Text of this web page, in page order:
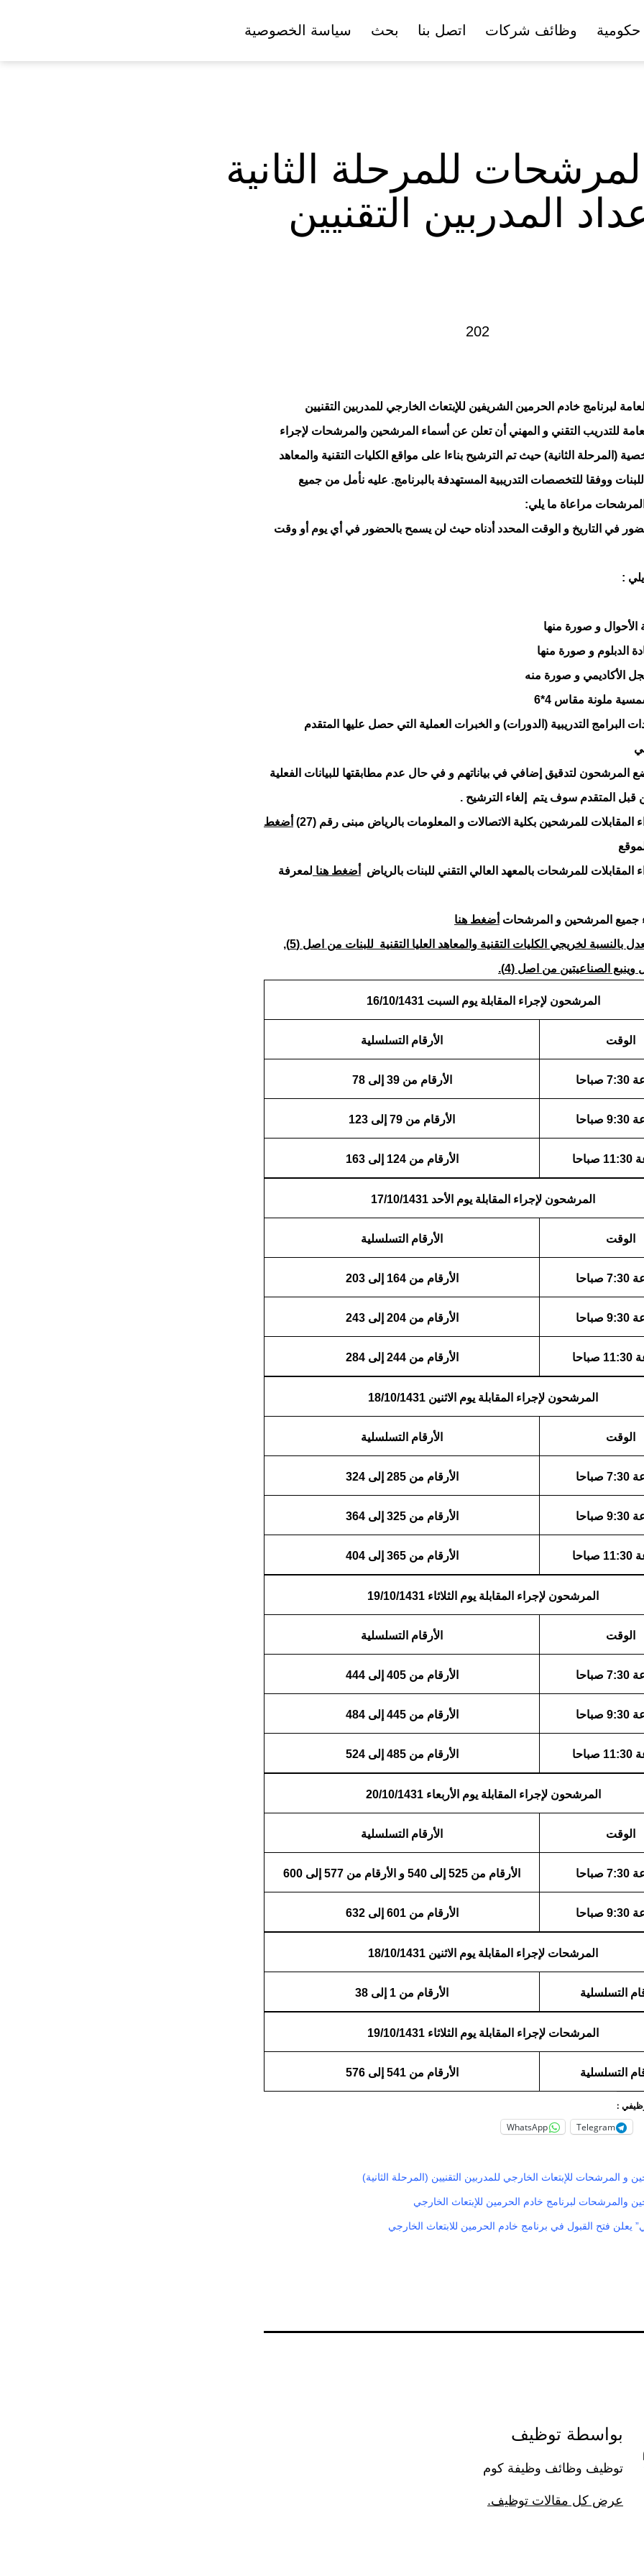
وظائف شركات اتصل بنا بحث سياسة الخصوصية
للمرحلة الثانية
المدربين التقنيين
لبرنامج خادم الحرمين الشريفين للإبتعاث الخارجي للمدربين التقنيين
للتدريب التقني و المهني أن تعلن عن أسماء المرشحين والمرشحات لإجراء
(المرحلة الثانية) حيث تم الترشيح بناءا على مواقع الكليات التقنية والمعاهد
للبنات ووفقا للتخصصات التدريبية المستهدفة بالبرنامج. عليه نأمل من جميع
مراعاة ما يلي:
في التاريخ و الوقت المحدد أدناه حيث لن يسمح بالحضور في أي يوم أو وقت
:
الأحوال و صورة منها
الدبلوم و صورة منها
الأكاديمي و صورة منه
البرامج التدريبية (الدورات) و الخبرات العملية التي حصل عليها المتقدم
لتدقيق إضافي في بياناتهم و في حال عدم مطابقتها للبيانات الفعلية
قبل المتقدم سوف يتم إلغاء الترشيح .
المقابلات للمرشحين بكلية الاتصالات و المعلومات بالرياض مبنى رقم (27)
أضغط
المقابلات للمرشحات بالمعهد العالي التقني للبنات بالرياض أضغط هنا لمعرفة
جميع المرشحين و المرشحات أضغط هنا
ملاحظة: المعدل بالنسبة لخريجي الكليات التقنية والمعاهد العليا التقنية للبنات من اصل (5),
وينبع الصناعيتين من اصل (4)
.
المرشحون لإجراء المقابلة يوم السبت 16/10/1431
الوقت الأرقام التسلسلية
صباحا الأرقام من 39 إلى 78
صباحا الأرقام من 79 إلى 123
الأرقام من 124 إلى 163
المرشحون لإجراء المقابلة يوم الأحد 17/10/1431
الوقت الأرقام التسلسلية
صباحا الأرقام من 164 إلى 203
صباحا الأرقام من 204 إلى 243
الأرقام من 244 إلى 284
المرشحون لإجراء المقابلة يوم الاثنين 18/10/1431
الوقت الأرقام التسلسلية
صباحا الأرقام من 285 إلى 324
صباحا الأرقام من 325 إلى 364
الأرقام من 365 إلى 404
المرشحون لإجراء المقابلة يوم الثلاثاء 19/10/1431
الوقت الأرقام التسلسلية
صباحا الأرقام من 405 إلى 444
صباحا الأرقام من 445 إلى 484
الأرقام من 485 إلى 524
المرشحون لإجراء المقابلة يوم الأربعاء 20/10/1431
الوقت الأرقام التسلسلية
صباحا الأرقام من 525 إلى 540 و الأرقام من 577 إلى 600
صباحا الأرقام من 601 إلى 632
المرشحات لإجراء المقابلة يوم الاثنين 18/10/1431
التسلسلية الأرقام من 1 إلى 38
المرشحات لإجراء المقابلة يوم الثلاثاء 19/10/1431
التسلسلية الأرقام من 541 إلى 576
:
Telegram
WhatsApp
و المرشحات للإبتعاث الخارجي للمدربين التقنيين (المرحلة الثانية)
والمرشحات لبرنامج خادم الحرمين للإبتعاث الخارجي
يعلن فتح القبول في برنامج خادم الحرمين للابتعاث الخارجي
بواسطة توظيف
توظيف وظائف وظيفة كوم
عرض كل مقالات توظيف.